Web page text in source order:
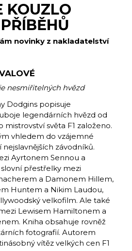
KOUZLO
novinky z nakladatelství
nesmiřitelných hvězd
Dodgins popisuje
legendárních hvězd od
mistrovství světa F1 založeno.
vhledem do vzájemné
závodníků.
Ayrtonem Sennou a
přestřelky mezi
a Damonem Hillem,
Huntem a Nikim Laudou,
velkofilm. Ale také
Lewisem Hamiltonem a
Kniha obsahuje rovněž
fotografií. Autorem
vítěz velkých cen F1